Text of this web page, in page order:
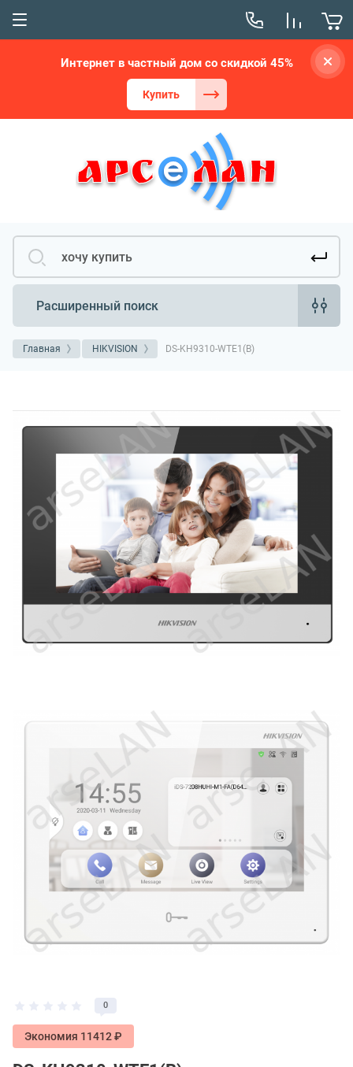
Интернет в частный дом со скидкой 45%
Купить
Расширенный поиск
Главная HIKVISION DS-KH9310-WTE1(B)
0
Экономия 11412 ₽